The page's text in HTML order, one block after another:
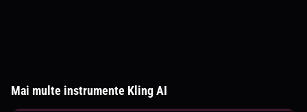
Mai multe instrumente Kling AI